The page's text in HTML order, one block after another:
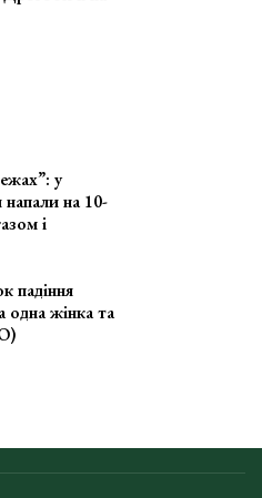
у
напали на 10-
і
падіння
одна жінка та